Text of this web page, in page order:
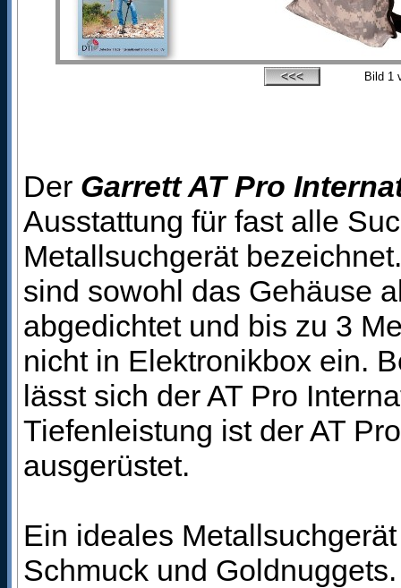
Bild 1
Der Garrett AT Pro
Ausstattung für fast alle
Metallsuchgerät
sind sowohl das Gehäuse
abgedichtet und bis zu 3
nicht in Elektronikbox ein.
lässt sich der AT Pro
Tiefenleistung ist der AT
ausgerüstet.
Ein ideales
Schmuck und Goldnuggets.